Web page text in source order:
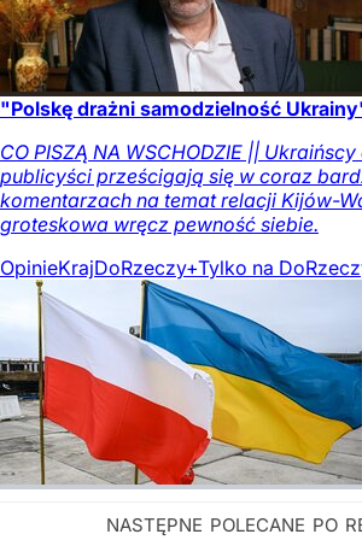
"Polskę drażni samodzielność
CO PISZĄ NA WSCHODZIE ||
publicyści prześcigają się w coraz
komentarzach na temat relacji Kijów-
groteskowa wręcz pewność siebie.
OpinieKrajDoRzeczy+Tylko na